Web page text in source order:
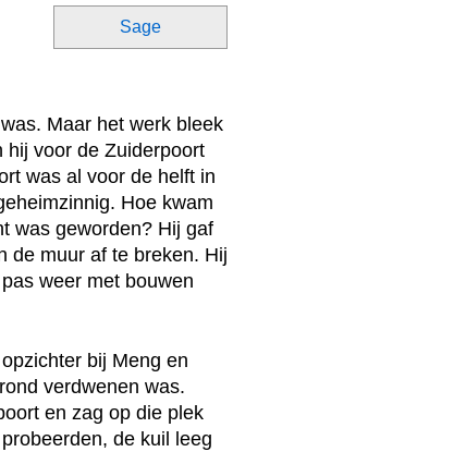
Sage
Maar het werk bleek
hij voor de Zuiderpoort
was al voor de helft in
Hoe kwam
was geworden? Hij gaf
de muur af te breken. Hij
weer met bouwen
bij Meng en
verdwenen was.
en zag op die plek
de kuil leeg